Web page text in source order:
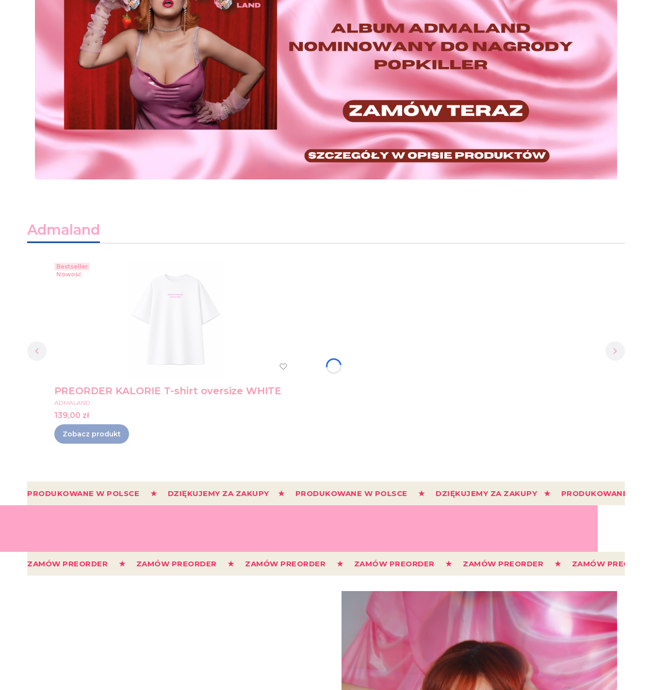
Admaland
Bestseller
Nowość
PREORDER KALORIE T-shirt oversize WHITE
PRODUCENT
ADMALAND
Cena
139,00 zł
Zobacz produkt
PRODUKOWANE W POLSCE ★ DZIĘKUJEMY ZA ZAKUPY ★ PRODUKOWANE W POLSCE ★ DZIĘKUJEMY ZA ZAKUPY ★ PRODUKOWANE
ZAMÓW PREORDER ★ ZAMÓW PREORDER ★ ZAMÓW PREORDER ★ ZAMÓW PREORDER ★ ZAMÓW PREORDER ★ ZAMÓW